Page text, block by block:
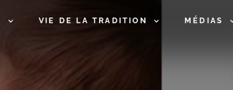
VIE DE LA TRADITION MÉDIAS